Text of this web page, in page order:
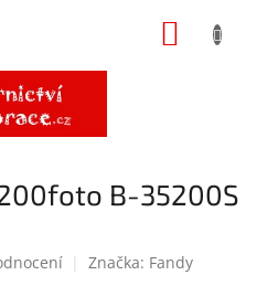
B-35200S
Značka: Fandy